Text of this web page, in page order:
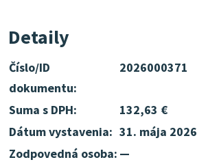
Detaily
Číslo/ID
dokumentu:
2026000371
Suma s DPH:
132,63 €
Dátum vystavenia: 31. mája 2026
Zodpovedná osoba: —